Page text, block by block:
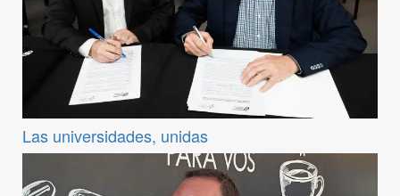
Las universidades, unidas